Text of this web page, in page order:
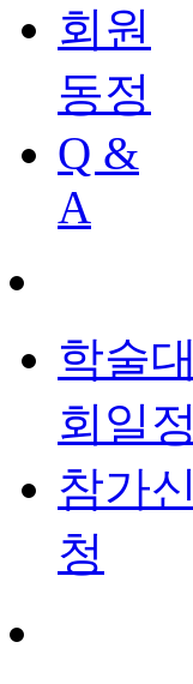
회원
동정
Q &
A
학술대
회일정
참가신
청